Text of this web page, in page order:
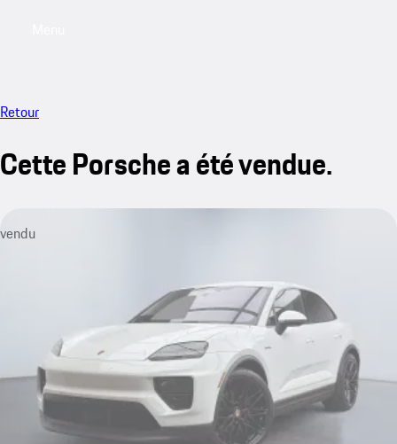
Retour
Cette Porsche a été vendue.
vendu